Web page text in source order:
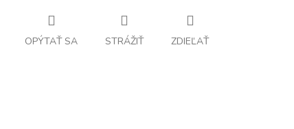
OPÝTAŤ SA STRÁŽIŤ ZDIEĽAŤ